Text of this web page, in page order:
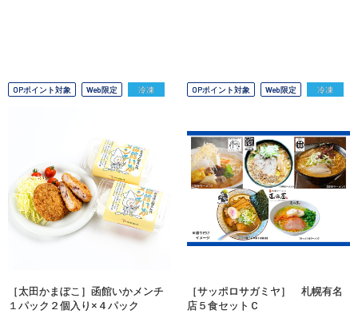
OPポイント対象 Web限定 冷凍
［太田かまぼこ］函館いかメンチ
１パック２個入り×４パック
OPポイント対象 Web限定 冷凍
［サッポロサガミヤ］ 札幌有名
店５食セットＣ